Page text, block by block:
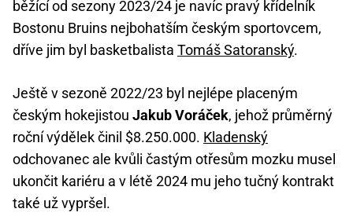
běžící od sezony 2023/24 je navíc pravý křídelník
Bostonu Bruins nejbohatším českým sportovcem,
dříve jim byl basketbalista Tomáš Satoranský.
Ještě v sezoně 2022/23 byl nejlépe placeným
českým hokejistou Jakub Voráček, jehož průměrný
roční výdělek činil $8.250.000. Kladenský
odchovanec ale kvůli častým otřesům mozku musel
ukončit kariéru a v létě 2024 mu jeho tučný kontrakt
také už vypršel.